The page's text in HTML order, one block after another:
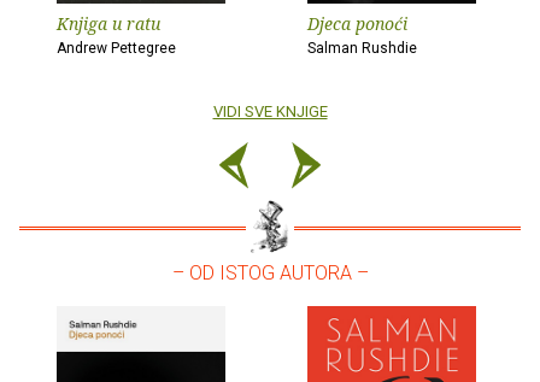
Knjiga u ratu
Andrew Pettegree
Djeca ponoći
Salman Rushdie
VIDI SVE KNJIGE
– OD ISTOG AUTORA –